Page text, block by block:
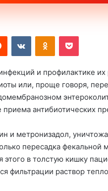
и профилактике
или, проще говоря,
антибиотических
и метронизадол,
пересадка
этого в толстую кишку
фильтрации раствор